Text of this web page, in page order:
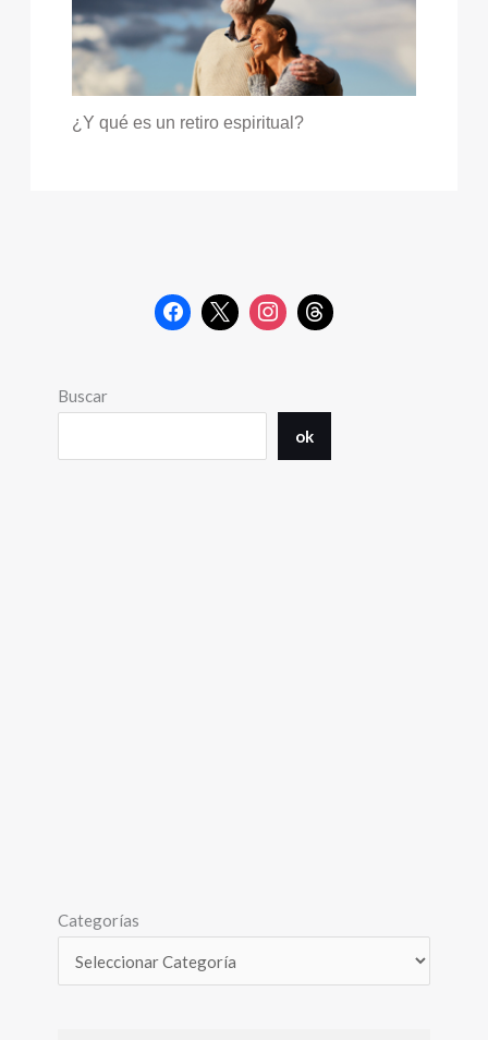
¿Y qué es un retiro espiritual?
Buscar
ok
Categorías